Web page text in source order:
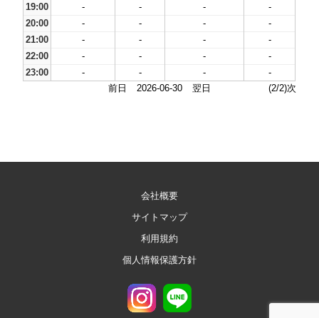
19:00
- - -
-
20:00
- - -
-
21:00
- - -
-
22:00
- - -
-
23:00
- - -
-
前日
2026-06-30 翌日 (2/2)次
会社概要
サイトマップ
利用規約
個人情報保護方針